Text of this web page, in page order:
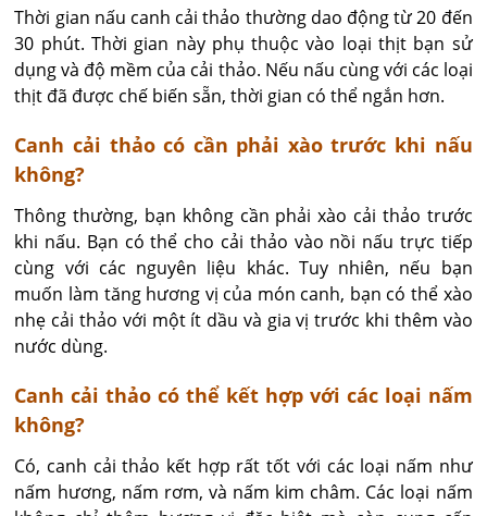
Thời gian nấu canh cải thảo thường dao động từ 20 đến
30 phút. Thời gian này phụ thuộc vào loại thịt bạn sử
dụng và độ mềm của cải thảo. Nếu nấu cùng với các loại
thịt đã được chế biến sẵn, thời gian có thể ngắn hơn.
Canh cải thảo có cần phải xào trước khi nấu
không?
Thông thường, bạn không cần phải xào cải thảo trước
khi nấu. Bạn có thể cho cải thảo vào nồi nấu trực tiếp
cùng với các nguyên liệu khác. Tuy nhiên, nếu bạn
muốn làm tăng hương vị của món canh, bạn có thể xào
nhẹ cải thảo với một ít dầu và gia vị trước khi thêm vào
nước dùng.
Canh cải thảo có thể kết hợp với các loại nấm
không?
Có, canh cải thảo kết hợp rất tốt với các loại nấm như
nấm hương, nấm rơm, và nấm kim châm. Các loại nấm